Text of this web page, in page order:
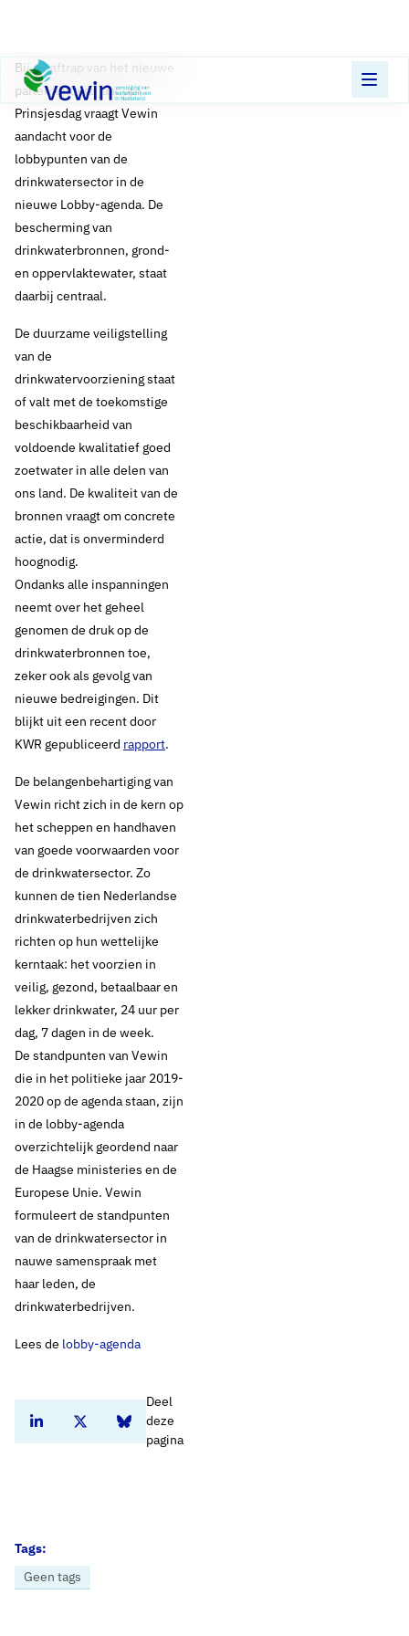
Direct naar content
Terug naar de startpagina
Vewin publiceert
Lobby-agenda 2019-
2020
Thema's:
Geen thema
Home Nieuws
​​Bij de aftrap van het nieuwe
parlementaire jaar op
Prinsjesdag vraagt Vewin
aandacht voor de
lobbypunten van de
drinkwatersector in de
nieuwe Lobby-agenda. De
bescherming van
drinkwaterbronnen, grond-
en oppervlaktewater, staat
daarbij centraal.
De duurzame veiligstelling
van de
drinkwatervoorziening staat
of valt met de toekomstige
beschikbaarheid van
voldoende kwalitatief goed
zoetwater in alle delen van
ons land. De kwaliteit van de
bronnen vraagt om concrete
actie, dat is onverminderd
hoognodig.
Ondanks alle inspanningen
neemt over het geheel
genomen de druk op de
drinkwaterbronnen toe,
zeker ook als gevolg van
nieuwe bedreigingen. Dit
blijkt uit een recent door
KWR gepubliceerd rapport.
De belangenbehartiging van
Vewin richt zich in de kern op
het scheppen en handhaven
van goede voorwaarden voor
de drinkwatersector. Zo
kunnen de tien Nederlandse
drinkwaterbedrijven zich
richten op hun wettelijke
kerntaak: het voorzien in
veilig, gezond, betaalbaar en
lekker drinkwater, 24 uur per
dag, 7 dagen in de week.
De standpunten van Vewin
die in het politieke jaar 2019-
2020 op de agenda staan, zijn
in de lobby-agenda
overzichtelijk geordend naar
de Haagse ministeries en de
Europese Unie. Vewin
formuleert de standpunten
van de drinkwatersector in
nauwe samenspraak met
haar leden, de
drinkwaterbedrijven.
Lees de lobby-agenda
Deel
deze
pagina
Deel dit artikel op Linkedin
Deel dit artikel op Twitter
Deel dit artikel op Bluesky
Tags:
Geen tags